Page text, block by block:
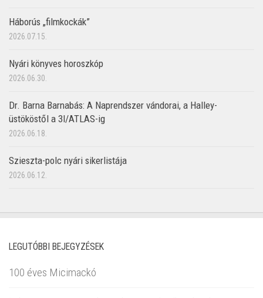
Háborús „filmkockák”
2026.07.15.
Nyári könyves horoszkóp
2026.06.30.
Dr. Barna Barnabás: A Naprendszer vándorai, a Halley-
üstököstől a 3I/ATLAS-ig
2026.06.18.
Szieszta-polc nyári sikerlistája
2026.06.12.
LEGUTÓBBI BEJEGYZÉSEK
100 éves Micimackó